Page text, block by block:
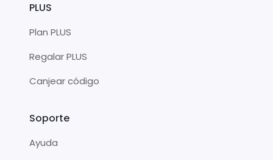
PLUS
Plan PLUS
Regalar PLUS
Canjear código
Soporte
Ayuda